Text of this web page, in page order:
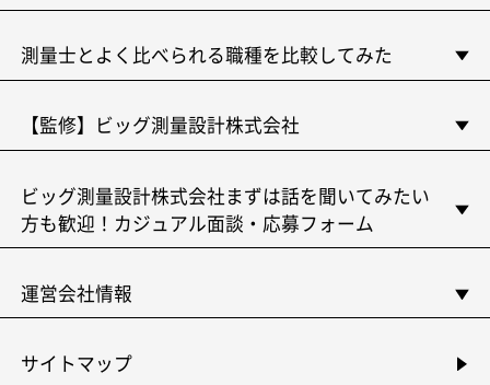
測量士とよく比べられる職種を比較してみた
【監修】ビッグ測量設計株式会社
ビッグ測量設計株式会社まずは話を聞いてみたい
方も歓迎！カジュアル面談・応募フォーム
運営会社情報
サイトマップ